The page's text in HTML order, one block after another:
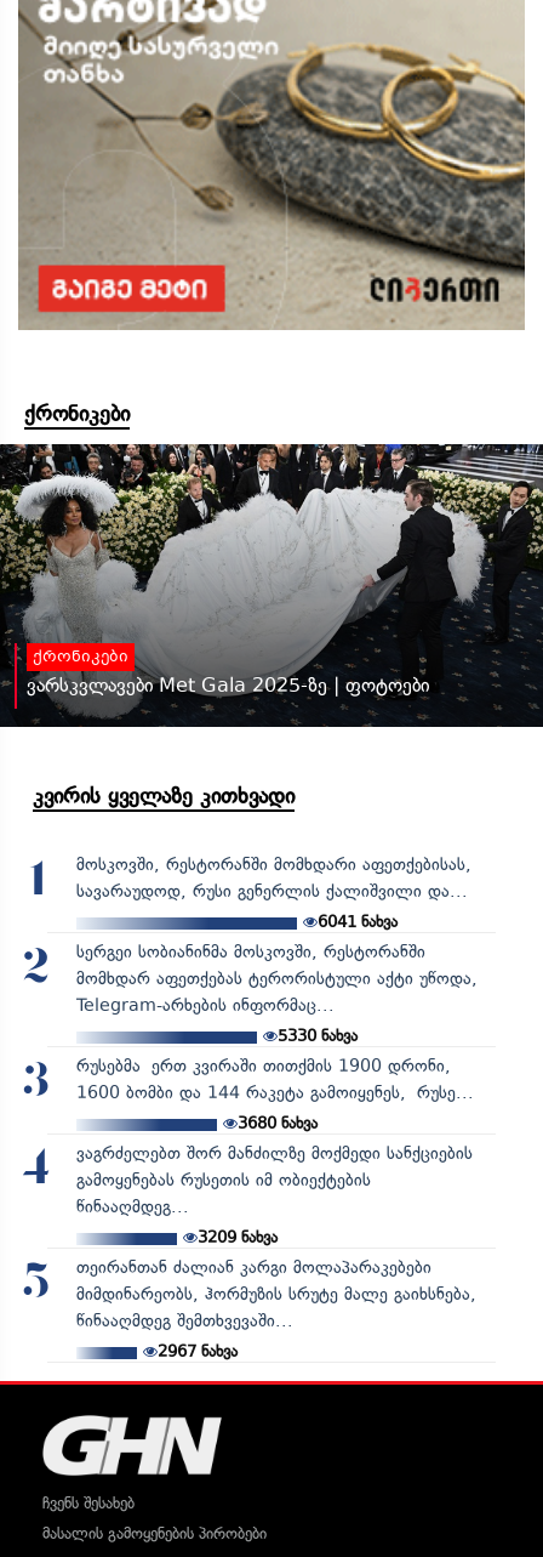
ქრონიკები
ქრონიკები
ვარსკვლავები Met Gala 2025-ზე | ფოტოები
კვირის ყველაზე კითხვადი
1
მოსკოვში, რესტორანში მომხდარი აფეთქებისას,
სავარაუდოდ, რუსი გენერლის ქალიშვილი და...
6041 ნახვა
2
სერგეი სობიანინმა მოსკოვში, რესტორანში
მომხდარ აფეთქებას ტერორისტული აქტი უწოდა,
Telegram-არხების ინფორმაც...
5330ნახვა
3
რუსებმა ერთ კვირაში თითქმის 1900 დრონი,
1600 ბომბი და 144 რაკეტა გამოიყენეს, რუსე...
3680ნახვა
4
ვაგრძელებთ შორ მანძილზე მოქმედი სანქციების
გამოყენებას რუსეთის იმ ობიექტების
წინააღმდეგ...
3209ნახვა
5
თეირანთან ძალიან კარგი მოლაპარაკებები
მიმდინარეობს, ჰორმუზის სრუტე მალე გაიხსნება,
წინააღმდეგ შემთხვევაში...
2967ნახვა
ჩვენს შესახებ
მასალის გამოყენების პირობები